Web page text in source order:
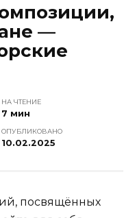
—
НА ЧТЕНИЕ
7 мин
ОПУБЛИКОВАНО
10.02.2025
посвящённых